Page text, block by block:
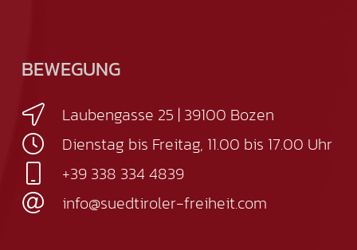
BEWEGUNG
Laubengasse 25 | 39100 Bozen
Dienstag bis Freitag, 11.00 bis 17.00 Uhr
+39 338 334 4839
info@suedtiroler-freiheit.com